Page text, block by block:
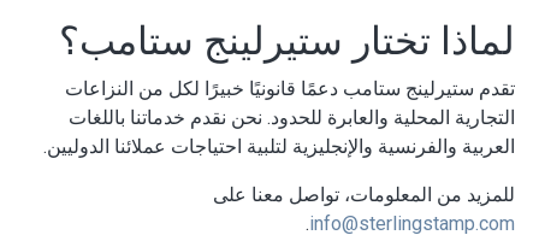
لماذا تختار ستيرلينج ستامب؟
تقدم ستيرلينج ستامب دعمًا قانونيًا خبيرًا لكل من النزاعات
التجارية المحلية والعابرة للحدود. نحن نقدم خدماتنا باللغات
العربية والفرنسية والإنجليزية لتلبية احتياجات عملائنا الدوليين.
للمزيد من المعلومات، تواصل معنا على
info@sterlingstamp.com
.